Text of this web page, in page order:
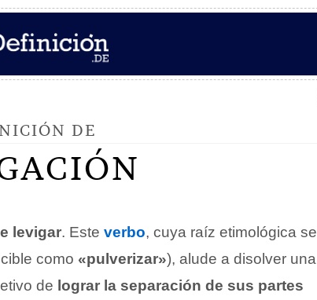
DE
levigar. Este verbo, cuya raíz etimológica se
como «pulverizar»), alude a disolver una
de lograr la separación de sus partes